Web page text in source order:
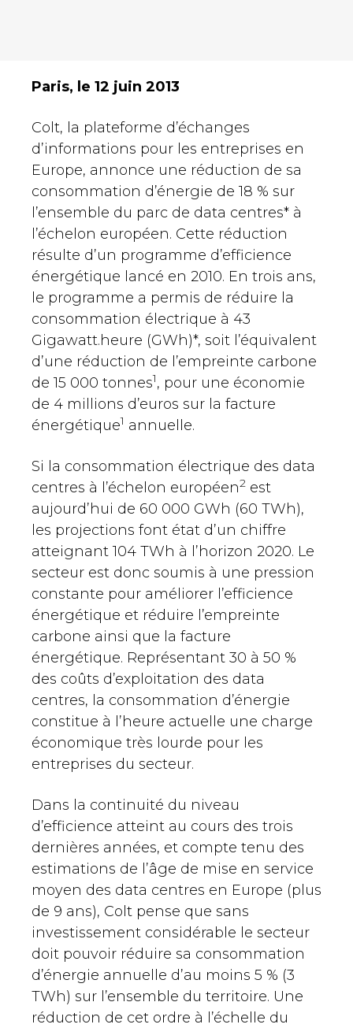
Paris, le 12 juin 2013
Colt, la plateforme d’échanges
d’informations pour les entreprises en
Europe, annonce une réduction de sa
consommation d’énergie de 18 % sur
l’ensemble du parc de data centres* à
l’échelon européen. Cette réduction
résulte d’un programme d’efficience
énergétique lancé en 2010. En trois ans,
le programme a permis de réduire la
consommation électrique à 43
Gigawatt.heure (GWh)*, soit l’équivalent
d’une réduction de l’empreinte carbone
de 15 000 tonnes1, pour une économie
de 4 millions d’euros sur la facture
énergétique1 annuelle.
Si la consommation électrique des data
centres à l’échelon européen2 est
aujourd’hui de 60 000 GWh (60 TWh),
les projections font état d’un chiffre
atteignant 104 TWh à l’horizon 2020. Le
secteur est donc soumis à une pression
constante pour améliorer l’efficience
énergétique et réduire l’empreinte
carbone ainsi que la facture
énergétique. Représentant 30 à 50 %
des coûts d’exploitation des data
centres, la consommation d’énergie
constitue à l’heure actuelle une charge
économique très lourde pour les
entreprises du secteur.
Dans la continuité du niveau
d’efficience atteint au cours des trois
dernières années, et compte tenu des
estimations de l’âge de mise en service
moyen des data centres en Europe (plus
de 9 ans), Colt pense que sans
investissement considérable le secteur
doit pouvoir réduire sa consommation
d’énergie annuelle d’au moins 5 % (3
TWh) sur l’ensemble du territoire. Une
réduction de cet ordre à l’échelle du